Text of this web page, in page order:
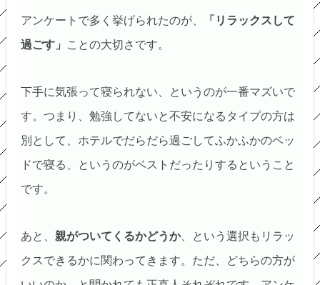
アンケートで多く挙げられたのが、
「リラックスして
過ごす」
ことの大切さです。
下手に気張って寝られない、というのが一番マズいで
す。つまり、勉強してないと不安になるタイプの方は
別として、ホテルでだらだら過ごしてふかふかのベッ
ドで寝る、というのがベストだったりするということ
です。
あと、 親がついてくるかどうか、という選択もリラッ
クスできるかに関わってきます。ただ、どちらの方が